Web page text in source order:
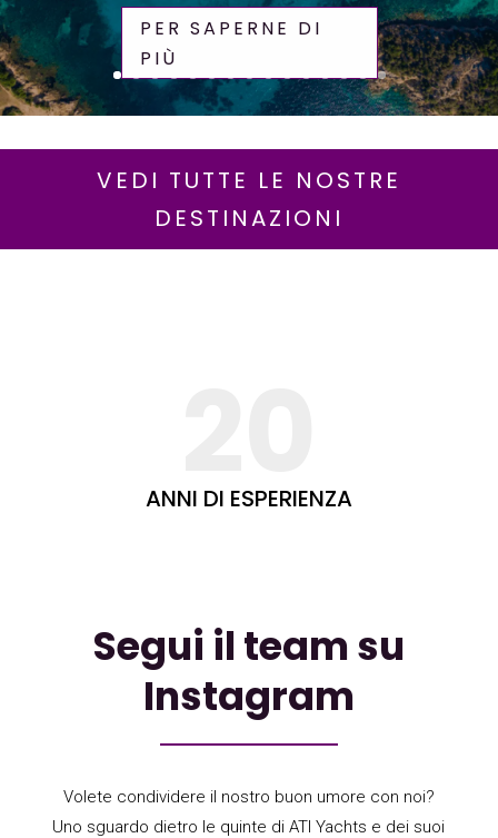
PER SAPERNE DI
PIÙ
VEDI TUTTE LE NOSTRE
DESTINAZIONI
ANNI DI ESPERIENZA
Segui il team su
Instagram
Volete condividere il nostro buon umore con noi?
Uno sguardo dietro le quinte di ATI Yachts e dei suoi